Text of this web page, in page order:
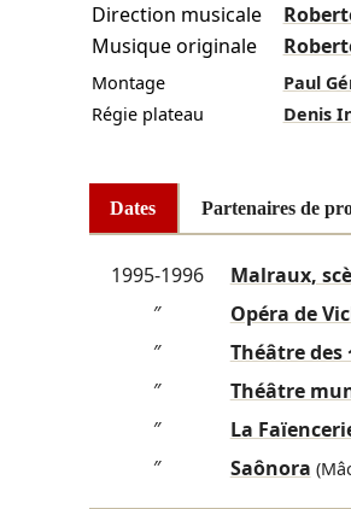
Direction musicale
Musique originale
Montage Paul
Régie plateau
Denis
Dates Partenaires de
1995-1996 Malraux,
″
Opéra de
″ Théâtre des
″ Théâtre
″ La
″ Saônora